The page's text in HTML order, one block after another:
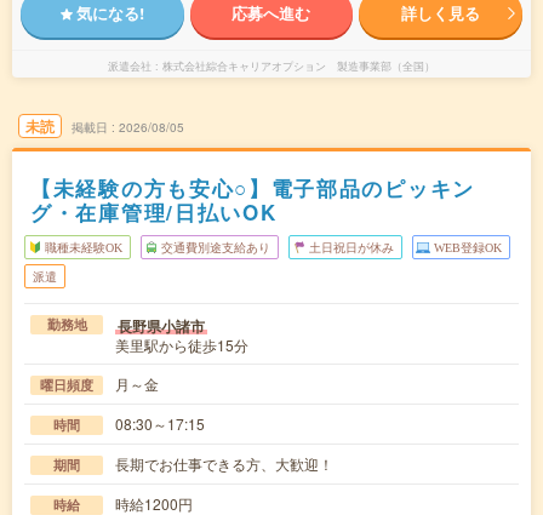
気になる! 応募へ進む 詳しく見る
派遣会社 株式会社綜合キャリアオプション 製造事業部（全国）
未読 掲載日 2026/08/05
【未経験の方も安心○】電子部品のピッキン
グ・在庫管理/日払いOK
職種未経験OK 交通費別途支給あり 土日祝日が休み WEB登録OK
派遣
勤務地 長野県小諸市
美里駅から徒歩15分
曜日頻度 月～金
時間 08:30～17:15
期間 長期でお仕事できる方、大歓迎！
時給 時給1200円